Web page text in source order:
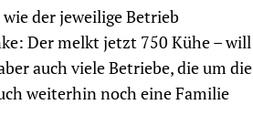
der jeweilige Betrieb
Der melkt jetzt 750 Kühe – will
auch viele Betriebe, die um die
weiterhin noch eine Familie